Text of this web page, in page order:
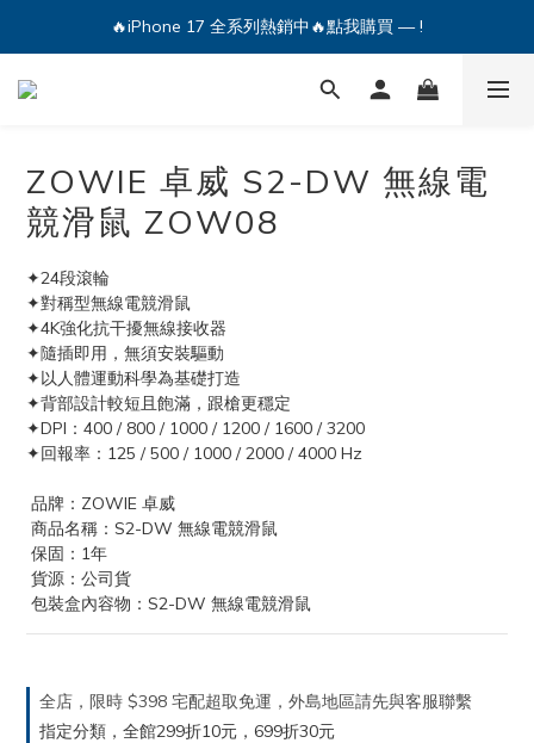
🔥iPhone 17 全系列熱銷中🔥點我購買 — !
🔥iPhone 17 全系列熱銷中🔥點我購買 — !
ZOWIE 卓威 S2-DW 無線電
競滑鼠 ZOW08
✦24段滾輪
✦對稱型無線電競滑鼠
✦4K強化抗干擾無線接收器
✦隨插即用，無須安裝驅動
✦以人體運動科學為基礎打造
✦背部設計較短且飽滿，跟槍更穩定
✦DPI：400 / 800 / 1000 / 1200 / 1600 / 3200
✦回報率：125 / 500 / 1000 / 2000 / 4000 Hz
品牌：ZOWIE 卓威
商品名稱：S2-DW 無線電競滑鼠
保固：1年
貨源：公司貨
包裝盒內容物：S2-DW 無線電競滑鼠
全店，限時 $398 宅配超取免運，外島地區請先與客服聯繫
指定分類，全館299折10元，699折30元